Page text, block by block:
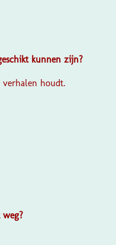
kunnen zijn?
verhalen houdt.